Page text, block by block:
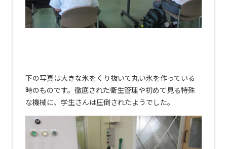
下の写真は大きな氷をくり抜いて丸い氷を作っている
時のものです。徹底された衛生管理や初めて見る特殊
な機械に、学生さんは圧倒されたようでした。